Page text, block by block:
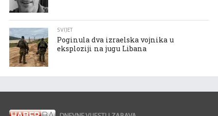
SVIJET
Poginula dva izraelska vojnika u
eksploziji na jugu Libana